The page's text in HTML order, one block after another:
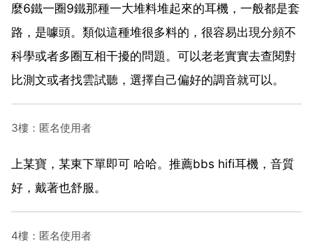
麼6鐵一圈9鐵那種一大堆料堆起來的耳機，一般都是套
路，是噱頭。類似這種堆很多料的，很容易出現分頻不
科學或者多圈互相干擾的問題。可以老老實實去查閱對
比測文或者找雲試聽，選擇自己偏好的調音就可以。
3樓：匿名使用者
上某寶，某東下單即可 哈哈。推薦bbs hifi耳機，音質
好，戴著也舒服。
4樓：匿名使用者